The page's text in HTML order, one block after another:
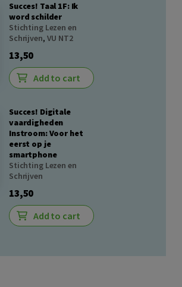
Succes! Taal 1F: Ik
word schilder
Stichting Lezen en
Schrijven, VU NT2
13,50
Add to cart
Succes! Digitale
vaardigheden
Instroom: Voor het
eerst op je
smartphone
Stichting Lezen en
Schrijven
13,50
Add to cart